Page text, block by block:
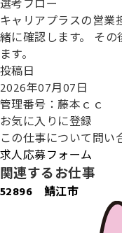
選考フロー
キャリアプラスの営業
緒に確認します。 そ
ます。
投稿日
2026年07月07日
管理番号：藤本ｃｃ
お気に入りに登録
この仕事について問い
求人応募フォーム
関連するお仕事
52896 鯖江市